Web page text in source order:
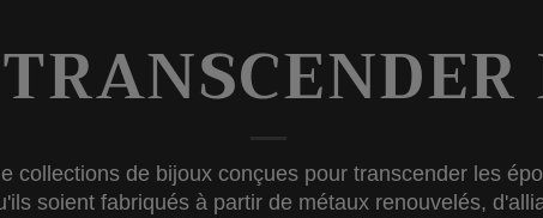
collections de bijoux conçues pour transcender les
soient fabriqués à partir de métaux renouvelés,